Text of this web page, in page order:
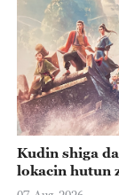
Kudin shiga
lokacin hutun